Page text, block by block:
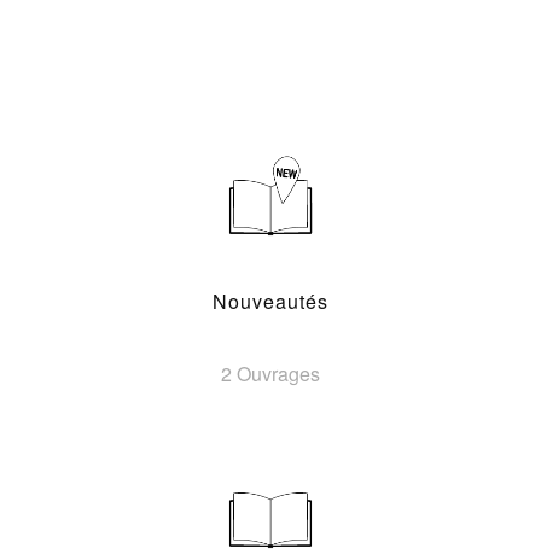
Nouveautés
2 Ouvrages